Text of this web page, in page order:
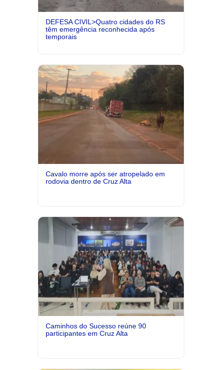
DEFESA CIVIL>Quatro cidades do RS
têm emergência reconhecida após
temporais
Cavalo morre após ser atropelado em
rodovia dentro de Cruz Alta
Caminhos do Sucesso reúne 90
participantes em Cruz Alta